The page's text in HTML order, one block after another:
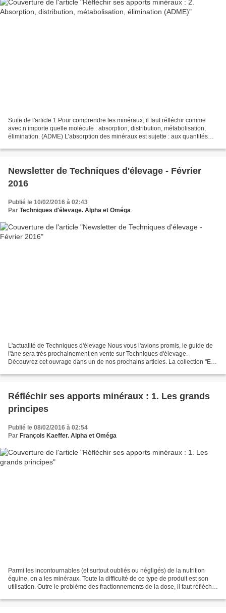
Suite de l'article 1 Pour comprendre les minéraux, il faut réfléchir comme
avec n’importe quelle molécule : absorption, distribution, métabolisation,
élimination. (ADME) L’absorption des minéraux est sujette : aux quantités
Newsletter de Techniques d'élevage - Février
2016
Publié le 10/02/2016 à 02:43
Par Techniques d'élevage. Alpha et Oméga
L'actualité de Techniques d'élevage Nous vous l'avions promis, le guide de
l'âne sera très prochainement en vente sur Techniques d'élevage.
Découvrez cet ouvrage dans un de nos prochains articles. La collection "En
Réfléchir ses apports minéraux : 1. Les grands
principes
Publié le 08/02/2016 à 02:54
Par François Kaeffer. Alpha et Oméga
Parmi les incontournables (et surtout oubliés ou négligés) de la nutrition
équine, on a les minéraux. Toute la difficulté de ce type de produit est son
utilisation. Outre le problème des fractionnements de la dose, il faut réfléchir